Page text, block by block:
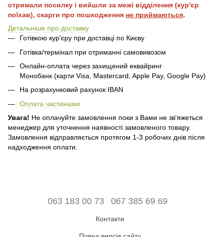
отримали посилку і вийшли за межі відділення (кур'єр
поїхав), скарги про пошкодження не приймаються.
Детальніше про доставку
Готівкою кур'єру при доставці по Києву
Готівка/термінал при отриманні самовивозом
Онлайн-оплата через захищений еквайринг
Монобанк (карти Visa, Mastercard, Apple Pay, Google Pay)
На розрахунковий рахунок IBAN
Оплата частинами
Увага! Не оплачуйте замовлення поки з Вами не зв'яжеться
менеджер для уточнення наявності замовленого товару.
Замовлення відправляється протягом 1-3 робочих днів після
надходження оплати.
063 183 00 73 067 385 69 69
Контакти